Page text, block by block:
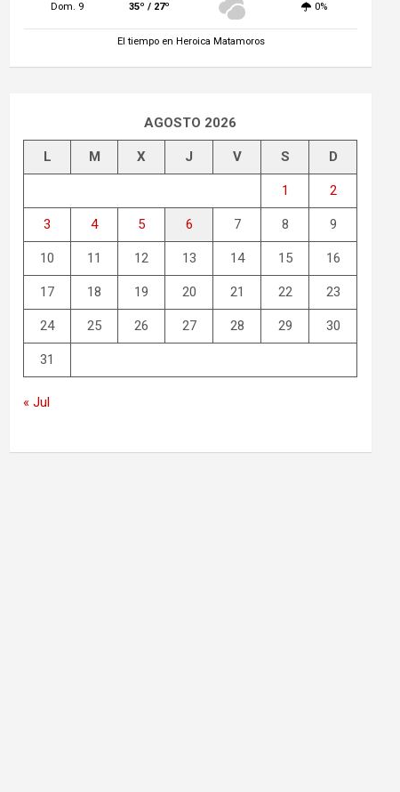
Dom. 9 35º / 27º 0%
El tiempo en Heroica Matamoros
AGOSTO 2026
L M X J V S D
1 2
3 4 5 6 7 8 9
10 11 12 13 14 15 16
17 18 19 20 21 22 23
24 25 26 27 28 29 30
31
« Jul